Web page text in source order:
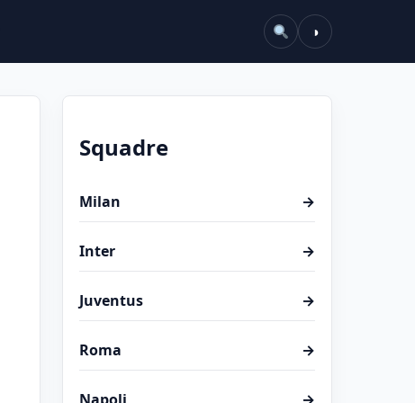
◑
Squadre
Milan →
Inter →
Juventus →
Roma →